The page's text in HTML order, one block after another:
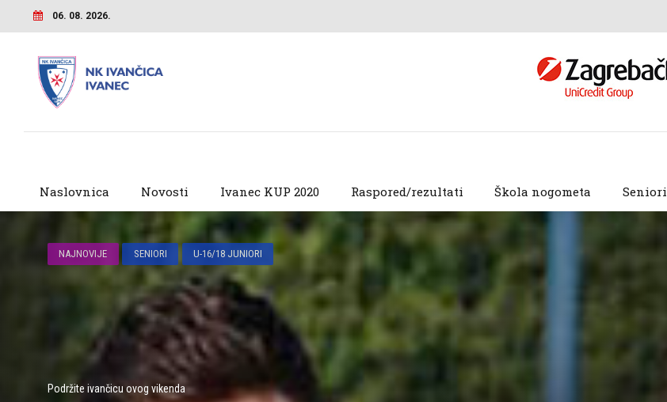
06. 08. 2026.
Naslovnica Novosti Ivanec KUP 2020 Raspored/rezultati Škola nogometa Seniori
NAJNOVIJE SENIORI U-16/18 JUNIORI
Podržite ivančicu ovog vikenda